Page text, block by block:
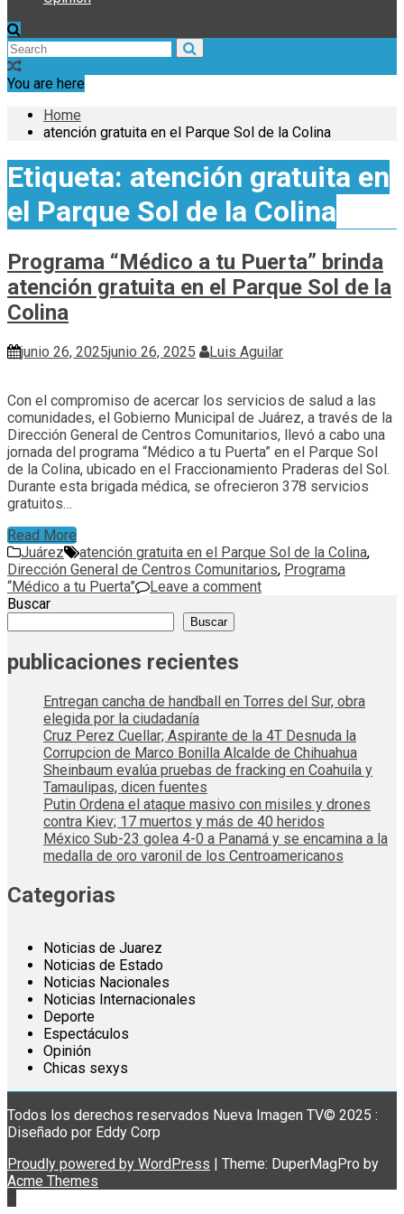
You are here
Home
atención gratuita en el Parque Sol de la Colina
Etiqueta: atención gratuita en
el Parque Sol de la Colina
Programa “Médico a tu Puerta” brinda
atención gratuita en el Parque Sol de la
Colina
junio 26, 2025junio 26, 2025 Luis Aguilar
Con el compromiso de acercar los servicios de salud a las
comunidades, el Gobierno Municipal de Juárez, a través de la
Dirección General de Centros Comunitarios, llevó a cabo una
jornada del programa “Médico a tu Puerta” en el Parque Sol
de la Colina, ubicado en el Fraccionamiento Praderas del Sol.
Durante esta brigada médica, se ofrecieron 378 servicios
gratuitos…
Read More
Juárez
atención gratuita en el Parque Sol de la Colina,
Dirección General de Centros Comunitarios, Programa
“Médico a tu Puerta”
Leave a comment
Buscar
Buscar
publicaciones recientes
Entregan cancha de handball en Torres del Sur, obra
elegida por la ciudadanía
Cruz Perez Cuellar; Aspirante de la 4T Desnuda la
Corrupcion de Marco Bonilla Alcalde de Chihuahua
Sheinbaum evalúa pruebas de fracking en Coahuila y
Tamaulipas, dicen fuentes
Putin Ordena el ataque masivo con misiles y drones
contra Kiev; 17 muertos y más de 40 heridos
México Sub-23 golea 4-0 a Panamá y se encamina a la
medalla de oro varonil de los Centroamericanos
Categorias
Noticias de Juarez
Noticias de Estado
Noticias Nacionales
Noticias Internacionales
Deporte
Espectáculos
Opinión
Chicas sexys
Todos los derechos reservados Nueva Imagen TV© 2025 :
Diseñado por Eddy Corp
Proudly powered by WordPress
Theme: DuperMagPro by
Acme Themes